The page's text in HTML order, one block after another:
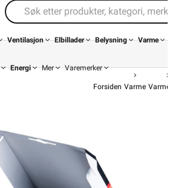
Ventilasjon Elbillader Belysning Varme
Energi Mer Varemerker
Forsiden Varme Varmekabel